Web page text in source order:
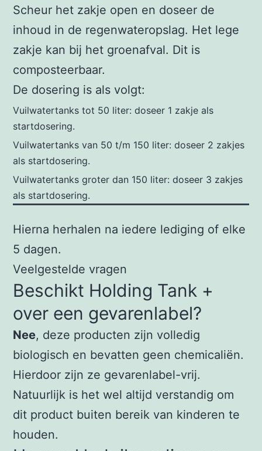
Scheur het zakje open en doseer de
inhoud in de regenwateropslag. Het lege
zakje kan bij het groenafval. Dit is
composteerbaar.
De dosering is als volgt:
Vuilwatertanks tot 50 liter: doseer 1 zakje als
startdosering.
Vuilwatertanks van 50 t/m 150 liter: doseer 2 zakjes
als startdosering.
Vuilwatertanks groter dan 150 liter: doseer 3 zakjes
als startdosering.
Hierna herhalen na iedere lediging of elke
5 dagen.
Veelgestelde vragen
Beschikt Holding Tank +
over een gevarenlabel?
Nee, deze producten zijn volledig
biologisch en bevatten geen chemicaliën.
Hierdoor zijn ze gevarenlabel-vrij.
Natuurlijk is het wel altijd verstandig om
dit product buiten bereik van kinderen te
houden.